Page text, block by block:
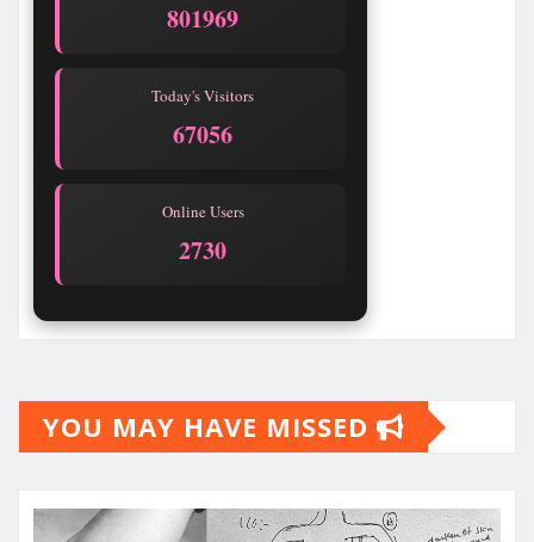
801969
Today's Visitors
67056
Online Users
2730
YOU MAY HAVE MISSED